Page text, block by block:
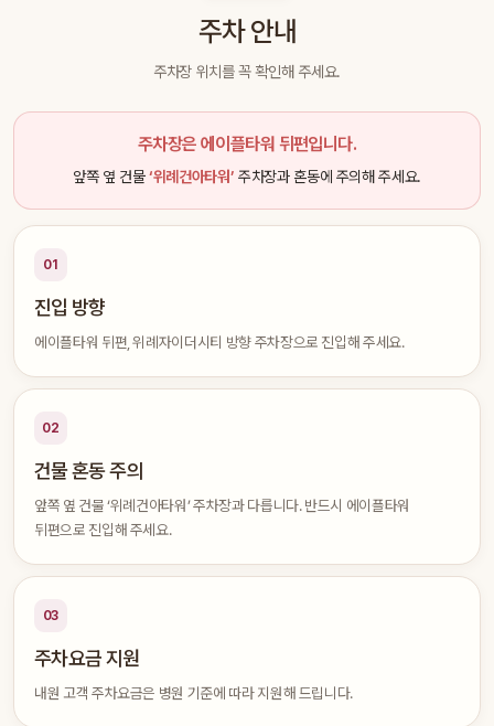
주차 안내
주차장 위치를 꼭 확인해 주세요.
주차장은 에이플타워 뒤편입니다.
앞쪽 옆 건물‘위례건아타워’ 주차장과 혼동에 주의해 주세요.
01
진입 방향
에이플타워 뒤편, 위례자이더시티 방향 주차장으로 진입해 주세요.
02
건물 혼동 주의
앞쪽 옆 건물 ‘위례건아타워’ 주차장과 다릅니다. 반드시 에이플타워
뒤편으로 진입해 주세요.
03
주차요금 지원
내원 고객 주차요금은 병원 기준에 따라 지원해 드립니다.